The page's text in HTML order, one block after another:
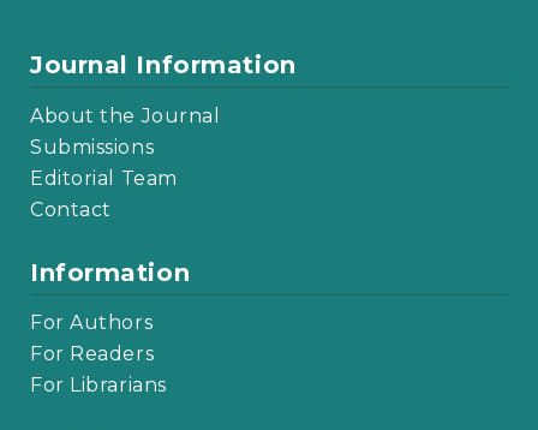
Journal Information
About the Journal
Submissions
Editorial Team
Contact
Information
For Authors
For Readers
For Librarians